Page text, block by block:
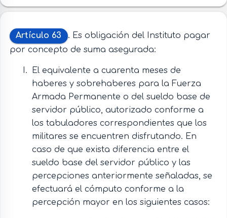
Artículo 63
. Es obligación del Instituto pagar
por concepto de suma asegurada:
El equivalente a cuarenta meses de
haberes y sobrehaberes para la Fuerza
Armada Permanente o del sueldo base de
servidor público, autorizado conforme a
los tabuladores correspondientes que los
militares se encuentren disfrutando. En
caso de que exista diferencia entre el
sueldo base del servidor público y las
percepciones anteriormente señaladas, se
efectuará el cómputo conforme a la
percepción mayor en los siguientes casos: